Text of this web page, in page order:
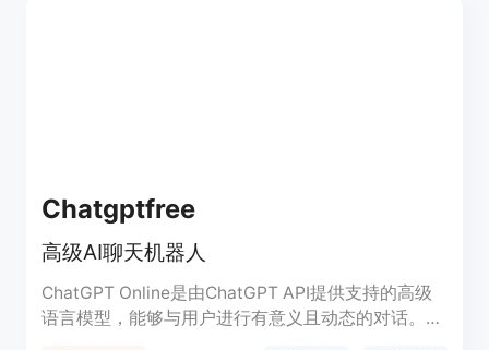
Chatgptfree
高级AI聊天机器人
ChatGPT Online是由ChatGPT API提供支持的高级
语言模型，能够与用户进行有意义且动态的对话。它